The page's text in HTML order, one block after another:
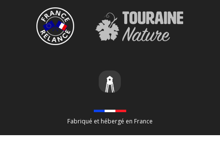
Fabriqué et hébergé en France